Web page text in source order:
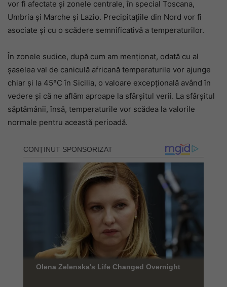
vor fi afectate și zonele centrale, în special Toscana,
Umbria și Marche și Lazio. Precipitațiile din Nord vor fi
asociate și cu o scădere semnificativă a temperaturilor.
În zonele sudice, după cum am menționat, odată cu al
șaselea val de caniculă africană temperaturile vor ajunge
chiar și la 45°C în Sicilia, o valoare excepțională având în
vedere și că ne aflăm aproape la sfârșitul verii. La sfârșitul
săptămânii, însă, temperaturile vor scădea la valorile
normale pentru această perioadă.